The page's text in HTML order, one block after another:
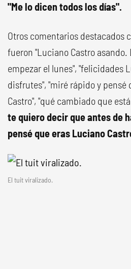
"Me lo dicen todos los días".
Otros comentarios destacados
fueron "Luciano Castro
empezar el lunes", "felicidades
disfrutes", "miré rápido y pensé
Castro", "qué cambiado que
te quiero decir que antes de
pensé que eras Luciano
El tuit viralizado.